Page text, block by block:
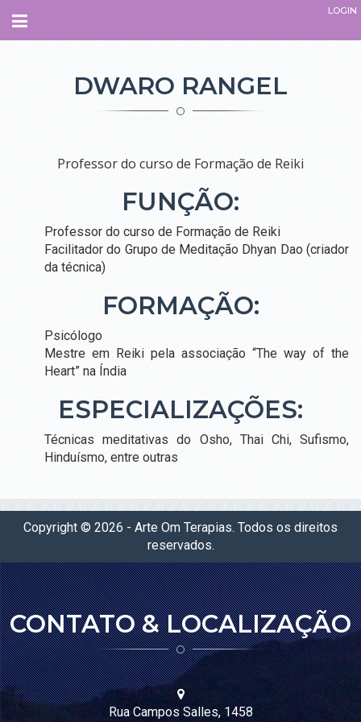
Navegação
LOGIN
O QUE É O ESPAÇO
ADMINISTRATIVO
INSTRUTORES
TERAPEUTAS
COLABORADORES
CURSOS
RETIRO ESPECIALIDADE E SAÚDE DA MULHER
RETIRO AUTOCUIDADO
RETIRO MENOPAUSA
DETOX PARA MULHERES (PANCHAKARMA)
WORKSHOPS E OFICINAS
OFICINA PRESECIAL DE YOGATERAPIA HORMONAL
GESTAÇÃO EMPODERADA
CURSO BELEZA E AYURVEDA EM TODAS AS FASES DA VIDA
7 DIAS COM AYURVEDA
OFICINA CULINÁRIA AYURVÉDICA: LANCHINHOS DA
AGENDA CURSOS E EVENTOS
DWARO RANGEL
Professor do curso de Formação de Reiki
FUNÇÃO:
Professor do curso de Formação de Reiki
Facilitador do Grupo de Meditação Dhyan Dao (criador
da técnica)
FORMAÇÃO:
Psicólogo
Mestre em Reiki pela associação “The way of the
Heart” na Índia
ESPECIALIZAÇÕES:
Técnicas meditativas do Osho, Thai Chi, Sufismo,
Hinduísmo, entre outras
Copyright © 2026 - Arte Om Terapias. Todos os direitos
reservados.
CONTATO & LOCALIZAÇÃO
Rua Campos Salles, 1458